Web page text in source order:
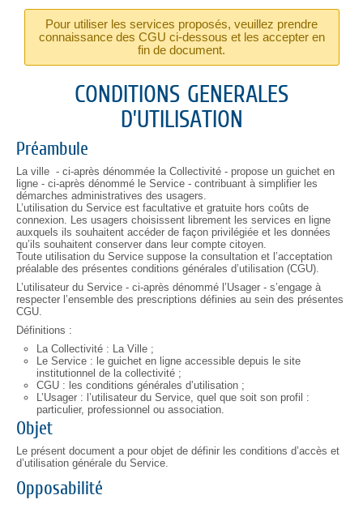
Pour utiliser les services proposés, veuillez prendre
connaissance des CGU ci-dessous et les accepter en
fin de document.
CONDITIONS GENERALES
D’UTILISATION
Préambule
La ville - ci-après dénommée la Collectivité - propose un guichet en
ligne - ci-après dénommé le Service - contribuant à simplifier les
démarches administratives des usagers.
L’utilisation du Service est facultative et gratuite hors coûts de
connexion. Les usagers choisissent librement les services en ligne
auxquels ils souhaitent accéder de façon privilégiée et les données
qu’ils souhaitent conserver dans leur compte citoyen.
Toute utilisation du Service suppose la consultation et l’acceptation
préalable des présentes conditions générales d’utilisation (CGU).
L’utilisateur du Service - ci-après dénommé l’Usager - s’engage à
respecter l’ensemble des prescriptions définies au sein des présentes
CGU.
Définitions :
La Collectivité : La Ville ;
Le Service : le guichet en ligne accessible depuis le site
institutionnel de la collectivité ;
CGU : les conditions générales d’utilisation ;
L’Usager : l’utilisateur du Service, quel que soit son profil :
particulier, professionnel ou association.
Objet
Le présent document a pour objet de définir les conditions d’accès et
d’utilisation générale du Service.
Opposabilité